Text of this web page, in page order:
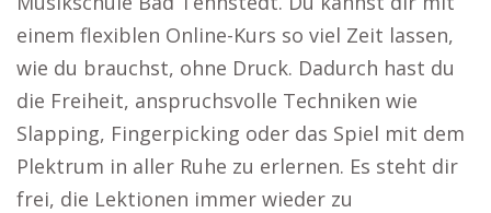
einem flexiblen Online-Kurs so viel Zeit lassen,
wie du brauchst, ohne Druck. Dadurch hast du
die Freiheit, anspruchsvolle Techniken wie
Slapping, Fingerpicking oder das Spiel mit dem
Plektrum in aller Ruhe zu erlernen. Es steht dir
frei, die Lektionen immer wieder zu